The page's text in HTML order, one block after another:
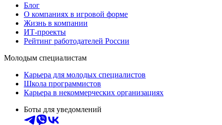
Блог
О компаниях в игровой форме
Жизнь в компании
ИТ-проекты
Рейтинг работодателей России
Молодым специалистам
Карьера для молодых специалистов
Школа программистов
Карьера в некоммерческих организациях
Боты для уведомлений